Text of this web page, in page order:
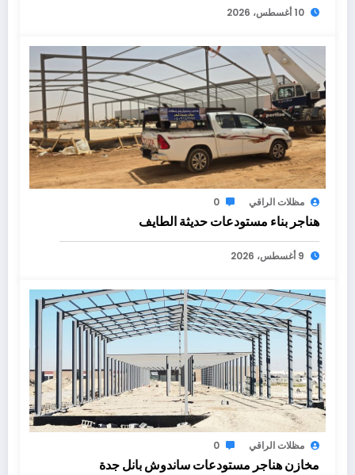
10 أغسطس، 2026
مظلات الراقي 0
هناجر بناء مستودعات حديثة الطايف
9 أغسطس، 2026
مظلات الراقي 0
مخازن هناجر مستودعات ساندوش بانل جدة